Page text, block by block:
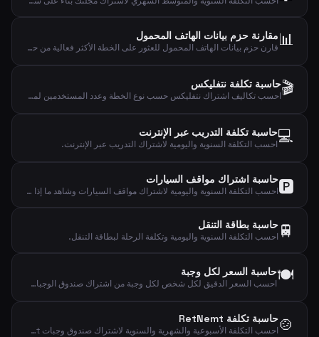
📊مقارنة حزم بيانات الهاتف المحمول
قارن حزم بيانات الهاتف المحمول للعثور على الخطة الأكثر فعالية من حيث التكلفة بناءً على استخدامك الفعلي للبيانات.
🎬حاسبة تكلفة نتفليكس
احسب تكاليف اشتراك نتفليكس حسب نوع الخطة وعدد المستخدمين لمعرفة نفقتك الشهرية والسنوية واليومية.
💻حاسبة تكلفة التدريب عبر الإنترنت
احسب التكلفة السنوية واليومية لاشتراك التدريب عبر الإنترنت.
🅿️حاسبة اشتراك مواقف السيارات
احسب التكلفة السنوية واليومية لاشتراك مواقف السيارات وشاهد ما إذا كان يستحق السعر.
🚆 حاسبة بطاقة التنقل
احسب التكلفة السنوية واليومية وتكلفة الرحلة لبطاقة التنقل.
🍽️حاسبة السعر لكل وجبة
احسب السعر الدقيق لكل شخص لكل وجبة من اشتراك صندوق الوجبات الأسبوعي.
🍲حاسبة تكلفة RetNemt
احسب التكلفة الأسبوعية والشهرية والسنوية لاشتراك صندوق وجبات RetNemt.